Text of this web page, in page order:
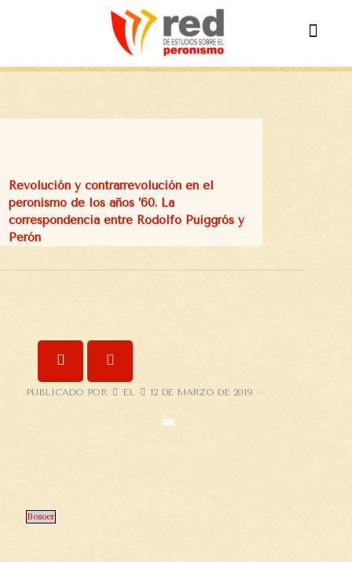
Revolución y contrarrevolución en el
peronismo de los años ’60. La
correspondencia entre Rodolfo Puiggrós y
Perón
PUBLICADO POR EL 12 DE MARZO DE 2019
Bosoer